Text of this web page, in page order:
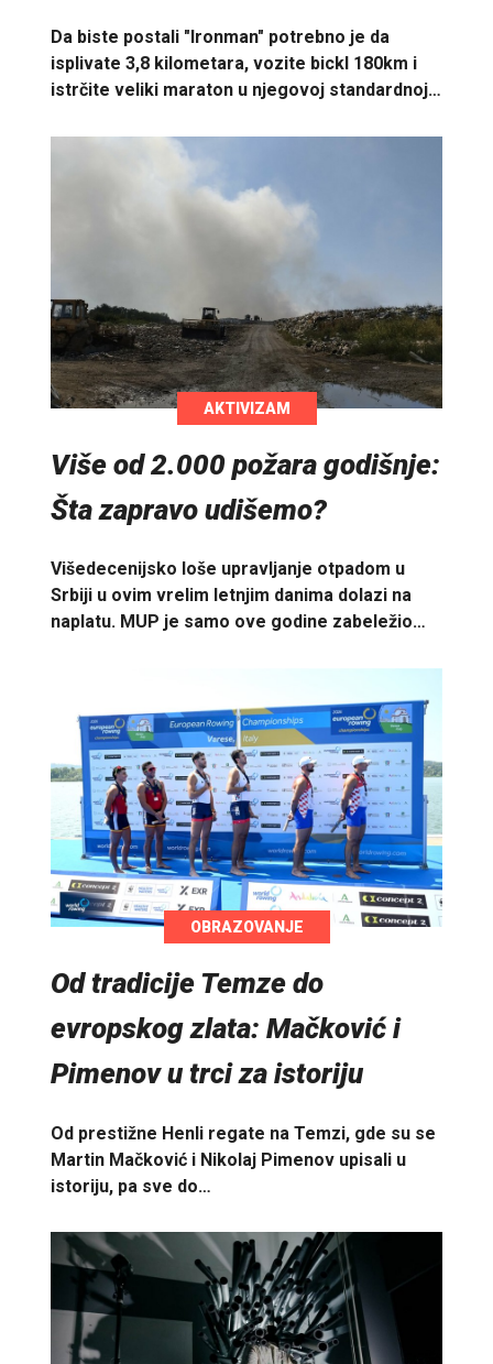
Da biste postali "Ironman" potrebno je da
isplivate 3,8 kilometara, vozite bickl 180km i
istrčite veliki maraton u njegovoj standardnoj…
AKTIVIZAM
Više od 2.000 požara godišnje:
Šta zapravo udišemo?
Višedecenijsko loše upravljanje otpadom u
Srbiji u ovim vrelim letnjim danima dolazi na
naplatu. MUP je samo ove godine zabeležio…
OBRAZOVANJE
Od tradicije Temze do
evropskog zlata: Mačković i
Pimenov u trci za istoriju
Od prestižne Henli regate na Temzi, gde su se
Martin Mačković i Nikolaj Pimenov upisali u
istoriju, pa sve do…